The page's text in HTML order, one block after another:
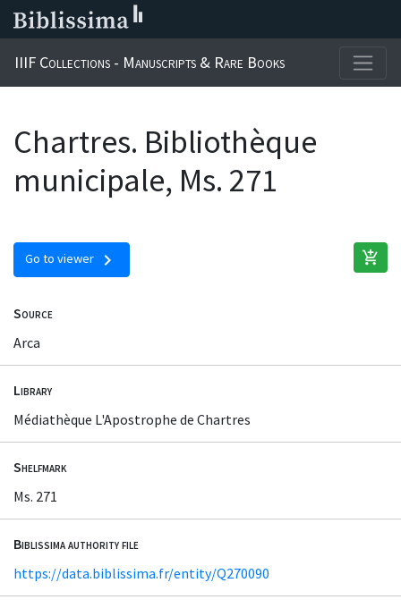
IIIF Collections - Manuscripts & Rare Books
Chartres. Bibliothèque
municipale, Ms. 271
Go to viewer chevron_right add_shopping_cart
Source
Arca
Library
Médiathèque L'Apostrophe de Chartres
Shelfmark
Ms. 271
Biblissima authority file
https://data.biblissima.fr/entity/Q270090